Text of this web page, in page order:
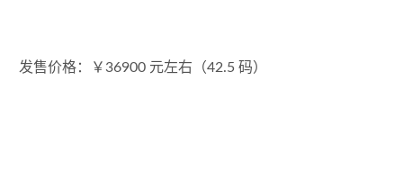
发售价格：￥36900 元左右（42.5 码）